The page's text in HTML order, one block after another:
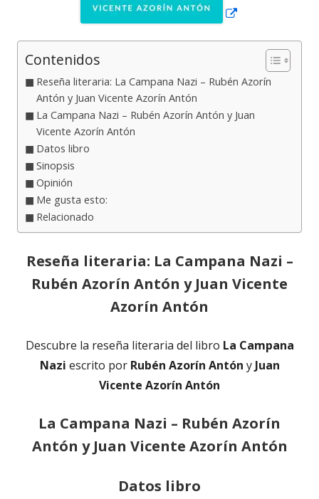
Contenidos
Reseña literaria: La Campana Nazi – Rubén Azorín
Antón y Juan Vicente Azorín Antón
La Campana Nazi – Rubén Azorín Antón y Juan
Vicente Azorín Antón
Datos libro
Sinopsis
Opinión
Me gusta esto:
Relacionado
Reseña literaria: La Campana Nazi –
Rubén Azorín Antón y Juan Vicente
Azorín Antón
Descubre la reseña literaria del libro La Campana
Nazi escrito por Rubén Azorín Antón y Juan
Vicente Azorín Antón
La Campana Nazi – Rubén Azorín
Antón y Juan Vicente Azorín Antón
Datos libro